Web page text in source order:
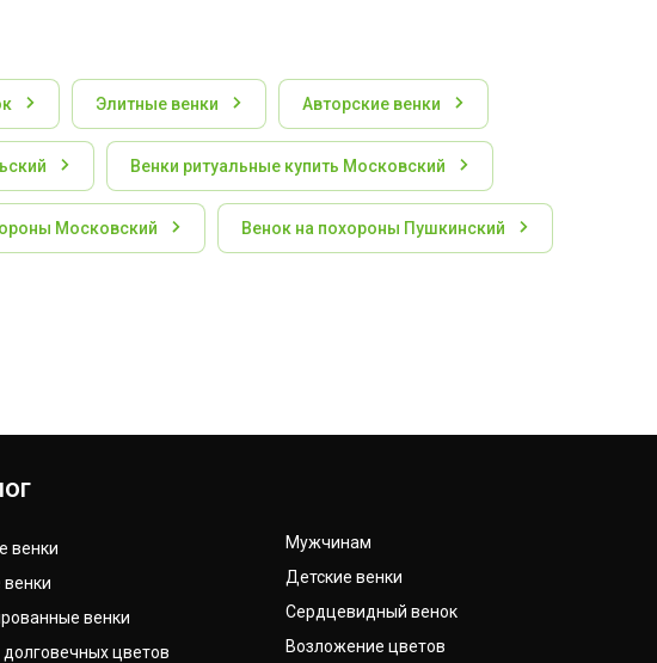
Элитные венки Авторские венки
Венки ритуальные купить Московский
Московский Венок на похороны Пушкинский
венки
венки
долговечных цветов
Мужчинам
Детские венки
Сердцевидный венок
Возложение цветов